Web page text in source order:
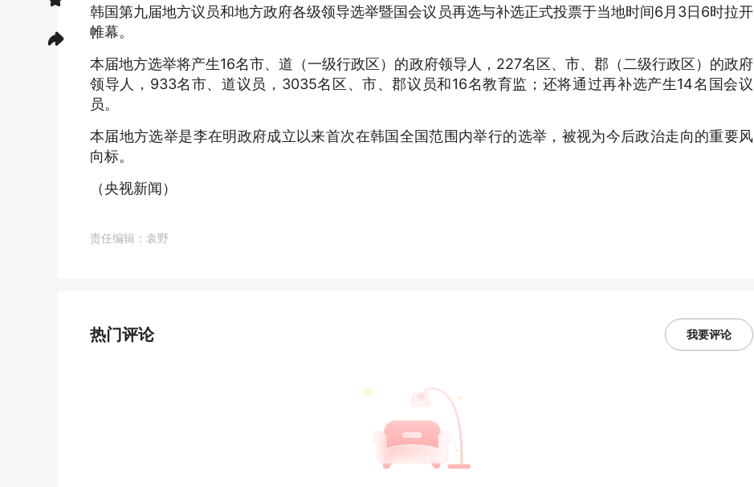
韩国第九届地方议员和地方政府各级领导选举暨国会议员再选与补选正式投票于当地时间6月3日6时拉开
帷幕。
本届地方选举将产生16名市、道（一级行政区）的政府领导人，227名区、市、郡（二级行政区）的政府
领导人，933名市、道议员，3035名区、市、郡议员和16名教育监；还将通过再补选产生14名国会议
员。
本届地方选举是李在明政府成立以来首次在韩国全国范围内举行的选举，被视为今后政治走向的重要风
向标。
（央视新闻）
责任编辑：袁野
热门评论 我要评论